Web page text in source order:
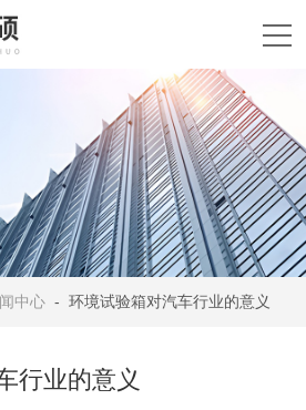
中心 - 环境试验箱对汽车行业的意义
行业的意义